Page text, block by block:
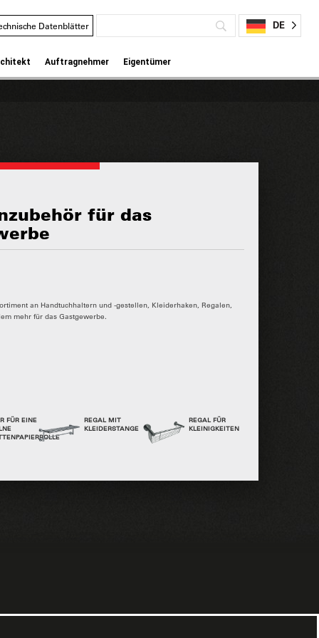
Datenblätter DE
Auftragnehmer Eigentümer
für das
an Handtuchhaltern und -gestellen, Kleiderhaken, Regalen,
mehr für das Gastgewerbe.
FÜR EINE
REGAL MIT
KLEIDERSTANGE
REGAL FÜR
KLEINIGKEITEN